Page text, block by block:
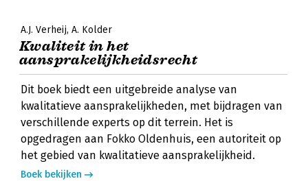
A.J. Verheij A. Kolder
Kwaliteit in het
aansprakelijkheidsrecht
Dit boek biedt een uitgebreide analyse van
kwalitatieve aansprakelijkheden, met bijdragen van
verschillende experts op dit terrein. Het is
opgedragen aan Fokko Oldenhuis, een autoriteit op
het gebied van kwalitatieve aansprakelijkheid.
Boek bekijken